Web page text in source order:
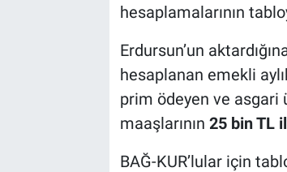
hesaplamalarının
Erdursun’un
hesaplanan emekli
prim ödeyen ve asgari
maaşlarının 25 bin TL
BAĞ-KUR’lular için